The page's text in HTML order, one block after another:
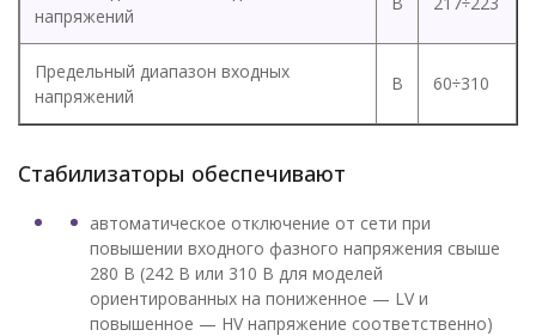
напряжений
Предельный диапазон входных
напряжений
В 60÷310
Стабилизаторы обеспечивают
автоматическое отключение от сети при
повышении входного фазного напряжения свыше
280 В (242 В или 310 В для моделей
ориентированных на пониженное — LV и
повышенное — HV напряжение соответственно)